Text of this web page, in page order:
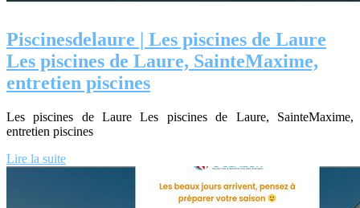
Pis­cines­delau­re | Les piscines de Laure
Les piscines de Laure, SainteMaxime,
entretien piscines
Les piscines de Laure Les piscines de Laure, SainteMaxime,
entretien piscines
Lire la suite